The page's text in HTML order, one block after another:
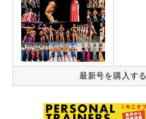
最新号を購入する